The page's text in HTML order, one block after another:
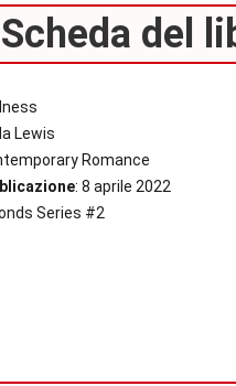
Scheda del
Lewis
Romance
: 8 aprile 2022
Series #2